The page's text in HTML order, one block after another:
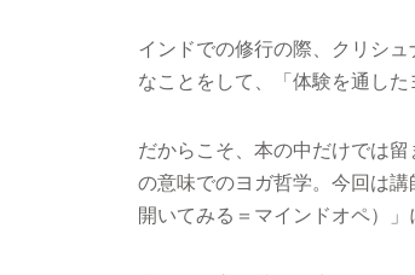
インドでの修行の際、クリシ
なことをして、「体験を通した
だからこそ、本の中だけでは
の意味でのヨガ哲学。今回は
開いてみる＝マインドオペ）」